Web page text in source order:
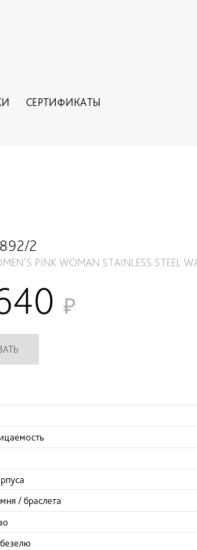
СЕРТИФИКАТЫ
2
PINK WOMAN STAINLESS STEEL
/ браслета